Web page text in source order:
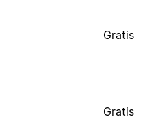
Gratis
Gratis